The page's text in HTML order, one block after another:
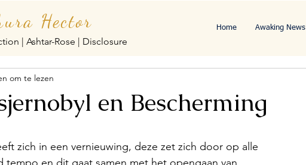
Hector
| Ashtar-Rose | Disclosure
Home Awaking News
en Bescherming
om te lezen
zich in een vernieuwing, deze zet zich door op alle